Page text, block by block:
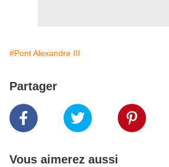
#Pont Alexandre III
Partager
Vous aimerez aussi